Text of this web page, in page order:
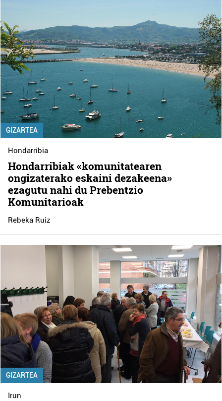
GIZARTEA
Hondarribia
Hondarribiak «komunitatearen
ongizaterako eskaini dezakeena»
ezagutu nahi du Prebentzio
Komunitarioak
Rebeka Ruiz
GIZARTEA
Irun